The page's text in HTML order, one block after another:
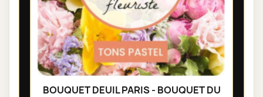
BOUQUET DEUIL PARIS - BOUQUET DU